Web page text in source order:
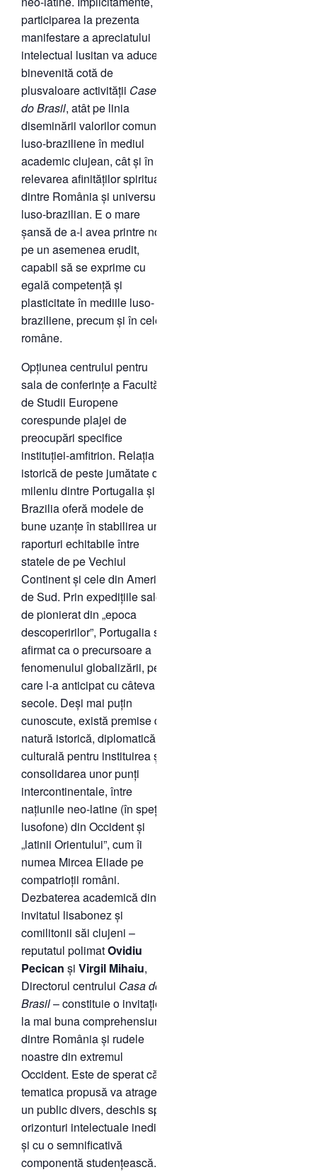
participarea la prezenta
manifestare a apreciatului
intelectual lusitan va aduce o
binevenită cotă de
plusvaloare activității Casei
do Brasil, atât pe linia
diseminării valorilor comune
luso-braziliene în mediul
academic clujean, cât și în
relevarea afinităților spirituale
dintre România și universul
luso-brazilian. E o mare
șansă de a-l avea printre noi
pe un asemenea erudit,
capabil să se exprime cu
egală competență și
plasticitate în mediile luso-
braziliene, precum și în cele
române.
Opțiunea centrului pentru
sala de conferințe a Facultății
de Studii Europene
corespunde plajei de
preocupări specifice
instituției-amfitrion. Relația
istorică de peste jumătate de
mileniu dintre Portugalia și
Brazilia oferă modele de
bune uzanțe în stabilirea unor
raporturi echitabile între
statele de pe Vechiul
Continent și cele din America
de Sud. Prin expedițiile sale
de pionierat din „epoca
descoperirilor”, Portugalia s-a
afirmat ca o precursoare a
fenomenului globalizării, pe
care l-a anticipat cu câteva
secole. Deși mai puțin
cunoscute, există premise de
natură istorică, diplomatică și
culturală pentru instituirea și
consolidarea unor punți
intercontinentale, între
națiunile neo-latine (în speță,
lusofone) din Occident și
„latinii Orientului”, cum îi
numea Mircea Eliade pe
compatrioții români.
Dezbaterea academică dintre
invitatul lisabonez și
comilitonii săi clujeni –
reputatul polimatOvidiu
Pecican și Virgil Mihaiu,
Directorul centrului Casa do
Brasil– constituie o invitație
la mai buna comprehensiune
dintre România și rudele
noastre din extremul
Occident. Este de sperat că
tematica propusă va atrage
un public divers, deschis spre
orizonturi intelectuale inedite
și cu o semnificativă
componentă studențească.